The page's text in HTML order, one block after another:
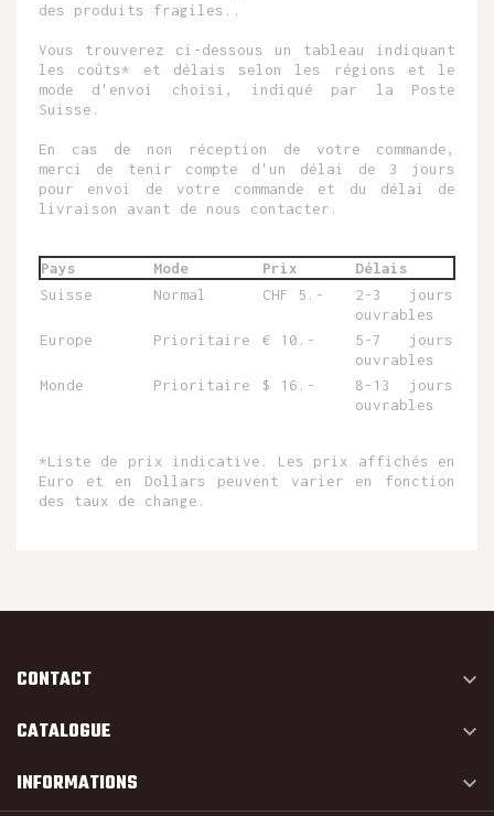
des produits fragiles..
Vous trouverez ci-dessous un tableau indiquant
les coûts* et délais selon les régions et le
mode d'envoi choisi, indiqué par la Poste
Suisse.
En cas de non réception de votre commande,
merci de tenir compte d'un délai de 3 jours
pour envoi de votre commande et du délai de
livraison avant de nous contacter.
Pays Mode Prix
Délais
Suisse
Normal CHF 5.-
2-3 jours
ouvrables
Europe
Prioritaire € 10.-
5-7 jours
ouvrables
Monde
Prioritaire $ 16.-
8-13 jours
ouvrables
*Liste de prix indicative. Les prix affichés en
Euro et en Dollars peuvent varier en fonction
des taux de change.
CONTACT 
CATALOGUE 
INFORMATIONS 